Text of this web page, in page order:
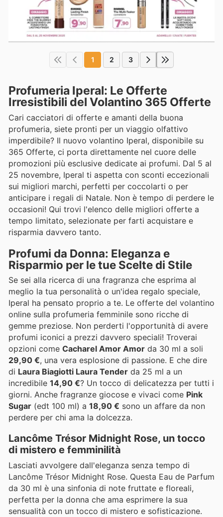
1 2 3
Profumeria Iperal: Le Offerte
Irresistibili del Volantino 365 Offerte
Cari cacciatori di offerte e amanti della buona
profumeria, siete pronti per un viaggio olfattivo
imperdibile? Il nuovo volantino Iperal, disponibile su
365 Offerte, ci porta direttamente nel cuore delle
promozioni più esclusive dedicate ai profumi. Dal 5 al
25 novembre, Iperal ti aspetta con sconti eccezionali
sui migliori marchi, perfetti per coccolarti o per
anticipare i regali di Natale. Non è tempo di perdere le
occasioni! Qui trovi l'elenco delle migliori offerte a
tempo limitato, selezionate per farti acquistare e
risparmia davvero tanto.
Profumi da Donna: Eleganza e
Risparmio per le tue Scelte di Stile
Se sei alla ricerca di una fragranza che esprima al
meglio la tua personalità o un'idea regalo speciale,
Iperal ha pensato proprio a te. Le offerte del volantino
online sulla profumeria femminile sono ricche di
gemme preziose. Non perderti l'opportunità di avere
profumi iconici a prezzi davvero speciali! Troverai
opzioni come Cacharel Amor Amor da 30 ml a soli
29,90 €, una vera esplosione di passione. E che dire
di Laura Biagiotti Laura Tender da 25 ml a un
incredibile 14,90 €? Un tocco di delicatezza per tutti i
giorni. Anche fragranze giocose e vivaci come Pink
Sugar (edt 100 ml) a 18,90 € sono un affare da non
perdere per chi ama la dolcezza.
Lancôme Trésor Midnight Rose, un tocco
di mistero e femminilità
Lasciati avvolgere dall'eleganza senza tempo di
Lancôme Trésor Midnight Rose. Questa Eau de Parfum
da 30 ml è una sinfonia di note fruttate e floreali,
perfetta per la donna che ama esprimere la sua
sensualità con un tocco di mistero e sofisticazione.